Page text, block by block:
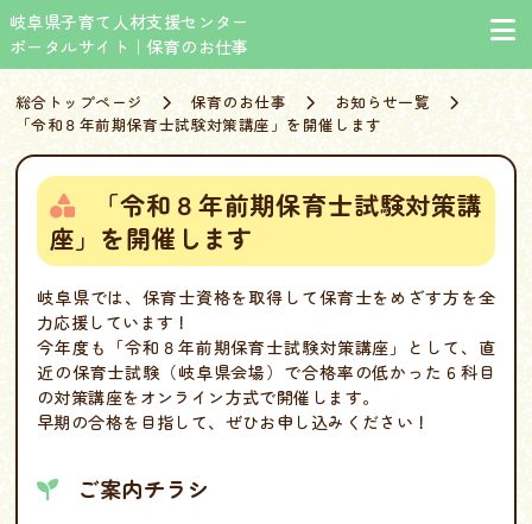
岐阜県子育て人材支援センター
ポータルサイト｜保育のお仕事
総合トップページ 保育のお仕事
お知らせ一覧
「令和８年前期保育士試験対策講座」を開催します
「令和８年前期保育士試験対策講
座」を開催します
岐阜県では、保育士資格を取得して保育士をめざす方を全
力応援しています！
今年度も「令和８年前期保育士試験対策講座」として、直
近の保育士試験（岐阜県会場）で合格率の低かった６科目
の対策講座をオンライン方式で開催します。
早期の合格を目指して、ぜひお申し込みください！
ご案内チラシ